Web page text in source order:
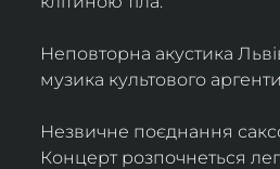
Неповторна акустика
музика культового
Незвичне поєднання
Концерт розпочнеться